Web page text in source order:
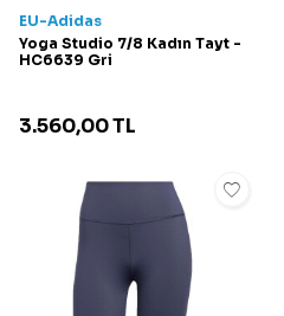
EU-Adidas
Yoga Studio 7/8 Kadın Tayt -
HC6639 Gri
3.560,00TL